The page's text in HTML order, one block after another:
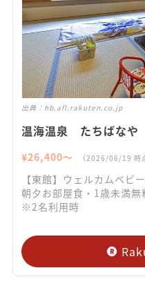
出典： hb.afl.rakuten.co.jp
温海温泉 たちばなや
¥26,400〜 （2026/06/19 時
【東館】ウェルカムベビ
朝夕お部屋食・1歳未満無
※2名利用時